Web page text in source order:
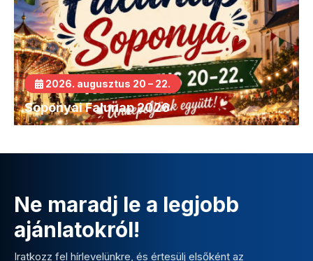
2026. augusztus 20 – 22.
Soponyai Falunap 2026
Ne maradj le a legjobb
ajánlatokról!
Iratkozz fel hírlevelünkre, és értesülj elsőként az